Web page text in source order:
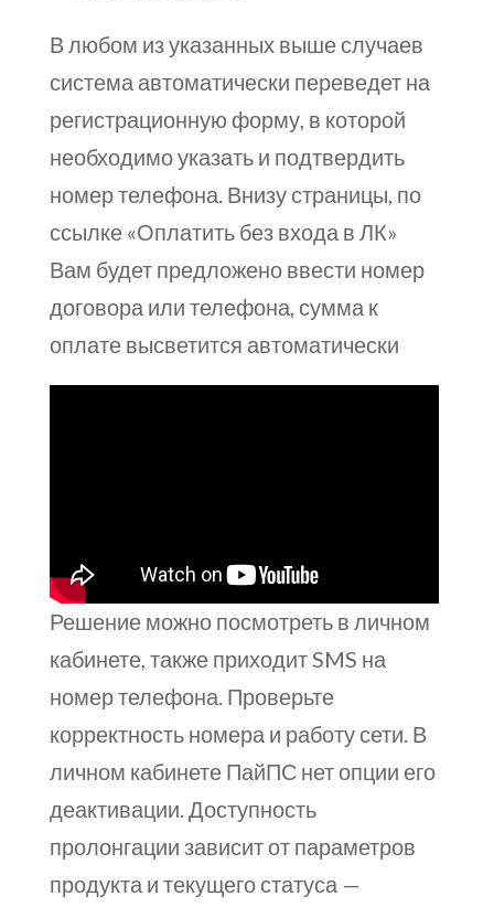
В любом из указанных выше случаев
система автоматически переведет на
регистрационную форму, в которой
необходимо указать и подтвердить
номер телефона. Внизу страницы, по
ссылке «Оплатить без входа в ЛК»
Вам будет предложено ввести номер
договора или телефона, сумма к
оплате высветится автоматически
Решение можно посмотреть в личном
кабинете, также приходит SMS на
номер телефона. Проверьте
корректность номера и работу сети. В
личном кабинете ПайПС нет опции его
деактивации. Доступность
пролонгации зависит от параметров
продукта и текущего статуса —